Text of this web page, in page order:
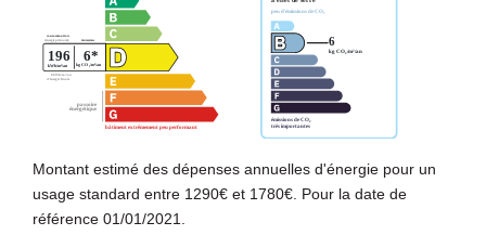
Montant estimé des dépenses annuelles d'énergie pour un
usage standard entre 1290€ et 1780€. Pour la date de
référence 01/01/2021.